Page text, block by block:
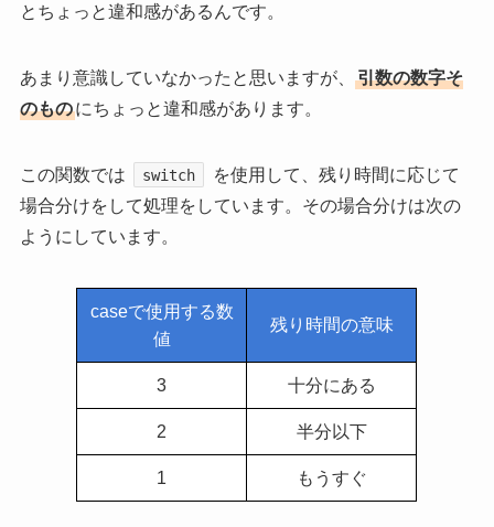
とちょっと違和感があるんです。
あまり意識していなかったと思いますが、
引数の数字そ
のものにちょっと違和感があります。
この関数では switch
を使用して、残り時間に応じて
場合分けをして処理をしています。その場合分けは次の
ようにしています。
caseで使用する数
値
残り時間の意味
3 十分にある
2 半分以下
1 もうすぐ